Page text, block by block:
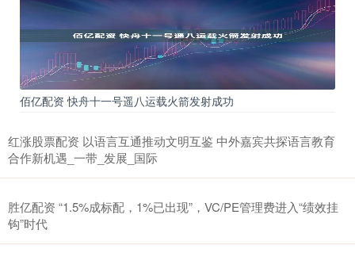
佰亿配资 快舟十一号遥八运载火箭发射成功
红涨股票配资 以语言互通推动文明互鉴 中外嘉宾共探语言教育
合作新机遇_一带_发展_国际
胜亿配资 “1.5%成标配，1%已出现”，VC/PE管理费进入“绩效挂
钩”时代